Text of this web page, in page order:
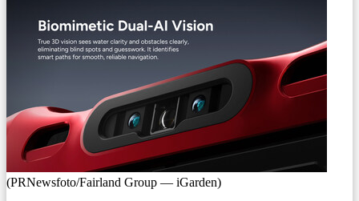
(PRNewsfoto/Fairland Group — iGarden)